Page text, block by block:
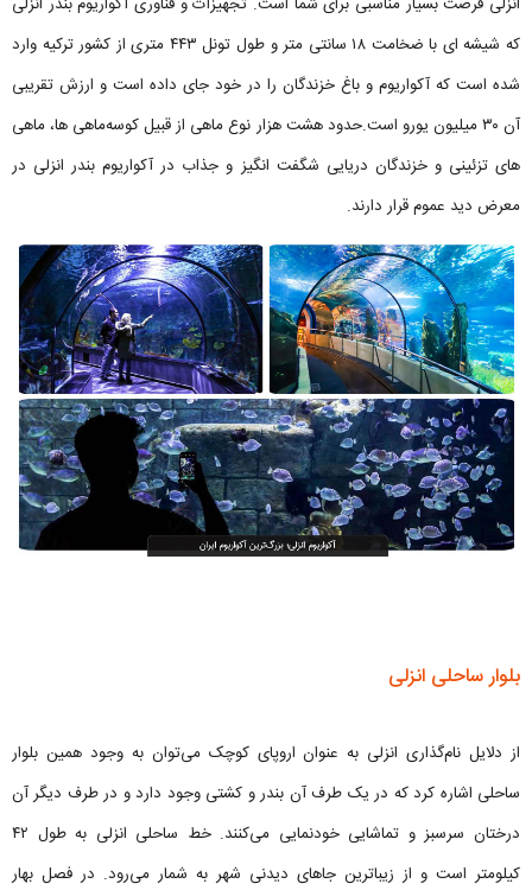
که شیشه ای با ضخامت ۱۸ سانتی متر و طول تونل ۴۴۳ متری از کشور ترکیه وارد
شده است که آکواریوم و باغ خزندگان را در خود جای داده است و ارزش تقریبی
آن ۳۰ میلیون یورو است.حدود هشت هزار نوع ماهی از قبیل کوسه‌ماهی ‌ها، ماهی
‌های تزئینی و خزندگان دریایی شگفت انگیز و جذاب در آکواریوم بندر انزلی در
معرض دید عموم قرار دارند.
بلوار ساحلی انزلی
از دلایل نام‌گذاری انزلی به عنوان اروپای کوچک می‌توان به وجود همین بلوار
ساحلی اشاره کرد که در یک‌ طرف آن بندر و کشتی وجود دارد و در طرف دیگر آن
درختان سرسبز و تماشایی خودنمایی می‌کنند. خط ساحلی انزلی به طول ۴۲
کیلومتر است و از زیباترین جاهای دیدنی شهر به شمار می‌رود. در فصل بهار